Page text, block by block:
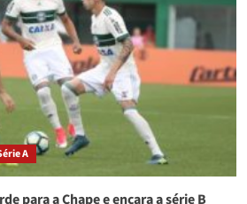
A
para a Chape e encara a série B